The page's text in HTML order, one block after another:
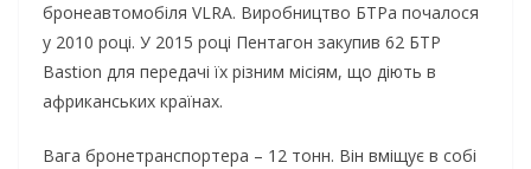
бронеавтомобіля VLRA. Виробництво БТРа почалося
у 2010 році. У 2015 році Пентагон закупив 62 БТР
Bastion для передачі їх різним місіям, що діють в
африканських країнах.
Вага бронетранспортера – 12 тонн. Він вміщує в собі